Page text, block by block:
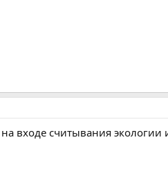
входе считывания экологии